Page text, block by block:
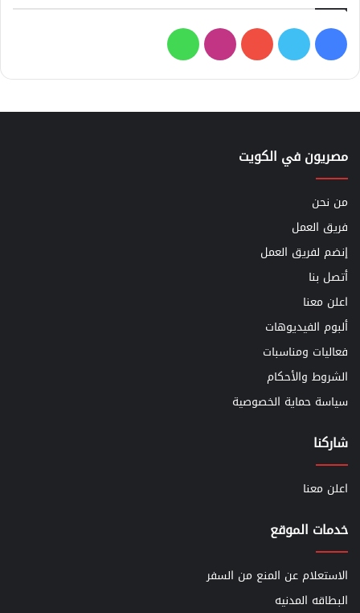
فيسبوك
تويتر يوتيوبانستقرامواتساب
مصريون في الكويت
من نحن
فريق العمل
إنضم لفريق العمل
أتصل بنا
اعلن معنا
ألبوم الفيديوهات
فعاليات ومناسبات
الشروط والأحكام
سياسة حماية الخصوصية
شاركنا
اعلن معنا
خدمات الموقع
الاستعلام عن المنع من السفر
البطاقه المدنيه